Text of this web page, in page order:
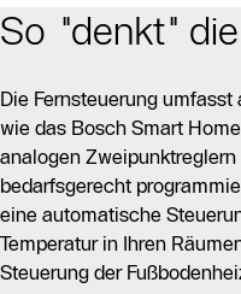
So "denkt"
Die Fernsteuerung
wie das Bosch Smart
analogen
bedarfsgerecht
eine automatische
Temperatur in Ihren
Steuerung der